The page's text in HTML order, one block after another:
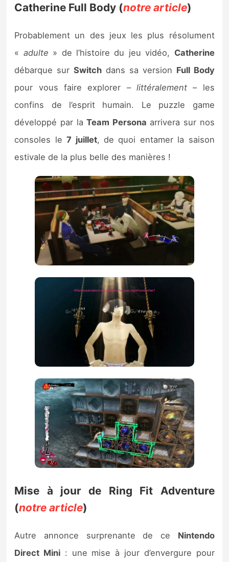
Catherine Full Body (notre article)
Probablement un des jeux les plus résolument
« adulte » de l’histoire du jeu vidéo, Catherine
débarque surSwitch dans sa version Full Body
pour vous faire explorer –littéralement – les
confins de l’esprit humain. Le puzzle game
développé par laTeam Persona arrivera sur nos
consoles le7 juillet, de quoi entamer la saison
estivale de la plus belle des manières !
Mise à jour de Ring Fit Adventure
(notre article)
Autre annonce surprenante de ce Nintendo
Direct Mini : une mise à jour d’envergure pour